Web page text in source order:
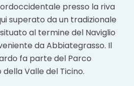
presso la riva
superato da un tradizionale
al termine del Naviglio
da Abbiategrasso. Il
fa parte del Parco
Valle del Ticino.